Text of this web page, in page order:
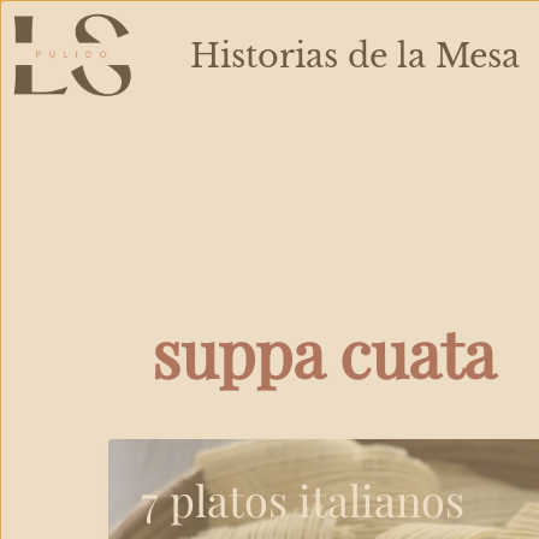
al
contenido
Historias de la Mesa
suppa cuata
7 platos italianos